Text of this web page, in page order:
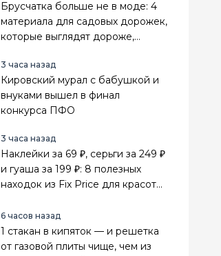
Брусчатка больше не в моде: 4
материала для садовых дорожек,
которые выглядят дороже,
травой
3 часа назад
Кировский мурал с бабушкой и
внуками вышел в финал
конкурса ПФО
3 часа назад
Наклейки за 69 ₽, серьги за 249 ₽
и гуаша за 199 ₽: 8 полезных
находок из Fix Price для красоты,
6 часов назад
1 стакан в кипяток — и решетка
от газовой плиты чище, чем из